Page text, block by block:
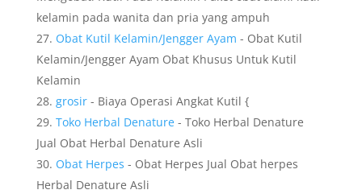
kelamin pada wanita dan pria yang ampuh
Obat Kutil Kelamin/Jengger Ayam - Obat Kutil
Kelamin/Jengger Ayam Obat Khusus Untuk Kutil
Kelamin
grosir- Biaya Operasi Angkat Kutil {
Toko Herbal Denature- Toko Herbal Denature
Jual Obat Herbal Denature Asli
Obat Herpes - Obat Herpes Jual Obat herpes
Herbal Denature Asli